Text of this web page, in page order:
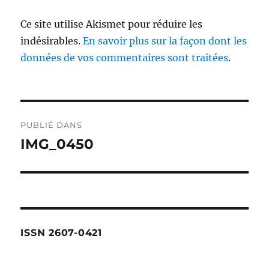
Ce site utilise Akismet pour réduire les
indésirables.En savoir plus sur la façon dont les
données de vos commentaires sont traitées.
de
PUBLIÉ DANS
IMG_0450
ISSN 2607-0421